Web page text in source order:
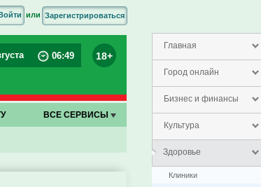
Главная
Город онлайн
Бизнес и финансы
Культура
Здоровье
Клиники
или Зарегистрироваться
06:50 18+
ВСЕ СЕРВИСЫ